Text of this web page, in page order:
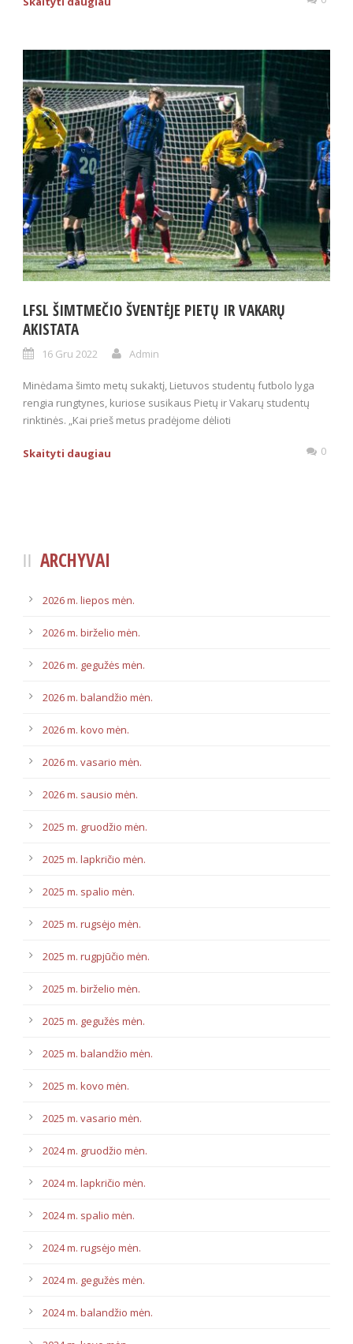
LFSL ŠIMTMEČIO ŠVENTĖJE PIETŲ IR VAKARŲ
AKISTATA
16 Gru 2022 Admin
Minėdama šimto metų sukaktį, Lietuvos studentų futbolo lyga
rengia rungtynes, kuriose susikaus Pietų ir Vakarų studentų
rinktinės. „Kai prieš metus pradėjome dėlioti
Skaityti daugiau 0
ARCHYVAI
2026 m. liepos mėn.
2026 m. birželio mėn.
2026 m. gegužės mėn.
2026 m. balandžio mėn.
2026 m. kovo mėn.
2026 m. vasario mėn.
2026 m. sausio mėn.
2025 m. gruodžio mėn.
2025 m. lapkričio mėn.
2025 m. spalio mėn.
2025 m. rugsėjo mėn.
2025 m. rugpjūčio mėn.
2025 m. birželio mėn.
2025 m. gegužės mėn.
2025 m. balandžio mėn.
2025 m. kovo mėn.
2025 m. vasario mėn.
2024 m. gruodžio mėn.
2024 m. lapkričio mėn.
2024 m. spalio mėn.
2024 m. rugsėjo mėn.
2024 m. gegužės mėn.
2024 m. balandžio mėn.